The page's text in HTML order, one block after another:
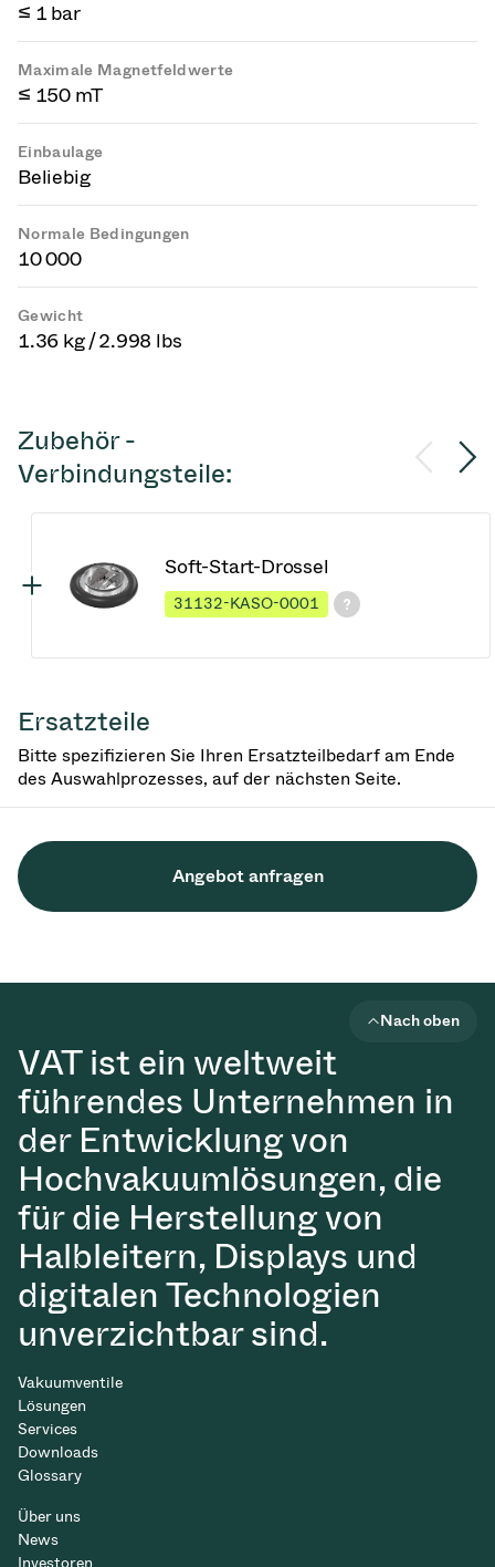
≤ 1 bar
Maximale Magnetfeldwerte
≤ 150 mT
Einbaulage
Beliebig
Normale Bedingungen
10 000
Gewicht
1.36 kg / 2.998 lbs
Zubehör -
Verbindungsteile:
Soft-Start-Drossel
31132-KASO-0001
Ersatzteile
Bitte spezifizieren Sie Ihren Ersatzteilbedarf am Ende
des Auswahlprozesses, auf der nächsten Seite.
Angebot anfragen
VAT ist ein weltweit
führendes Unternehmen in
der Entwicklung von
Hochvakuumlösungen, die
für die Herstellung von
Halbleitern, Displays und
digitalen Technologien
unverzichtbar sind.
Nach oben
Vakuumventile
Lösungen
Services
Downloads
Glossary
Über uns
News
Investoren